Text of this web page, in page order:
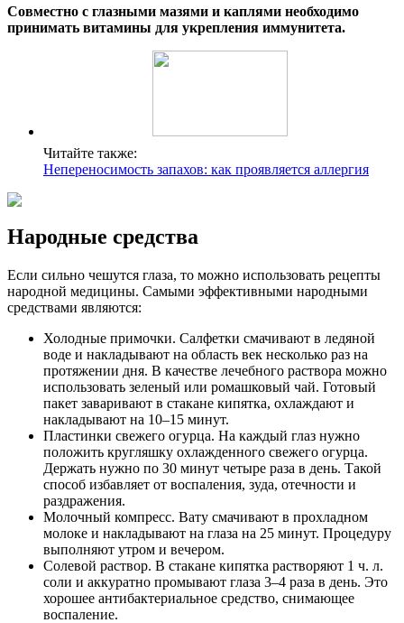
Совместно с глазными мазями и каплями необходимо
принимать витамины для укрепления иммунитета.
Читайте также:
Непереносимость запахов: как проявляется аллергия
Народные средства
Если сильно чешутся глаза, то можно использовать рецепты
народной медицины. Самыми эффективными народными
средствами являются:
Холодные примочки. Салфетки смачивают в ледяной
воде и накладывают на область век несколько раз на
протяжении дня. В качестве лечебного раствора можно
использовать зеленый или ромашковый чай. Готовый
пакет заваривают в стакане кипятка, охлаждают и
накладывают на 10–15 минут.
Пластинки свежего огурца. На каждый глаз нужно
положить кругляшку охлажденного свежего огурца.
Держать нужно по 30 минут четыре раза в день. Такой
способ избавляет от воспаления, зуда, отечности и
раздражения.
Молочный компресс. Вату смачивают в прохладном
молоке и накладывают на глаза на 25 минут. Процедуру
выполняют утром и вечером.
Солевой раствор. В стакане кипятка растворяют 1 ч. л.
соли и аккуратно промывают глаза 3–4 раза в день. Это
хорошее антибактериальное средство, снимающее
воспаление.